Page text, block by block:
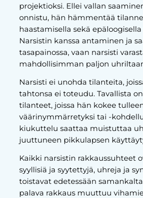
projektioksi. Ellei vallan
onnistu, hän hämmentää
haastamisella sekä
Narsistin kanssa antaminen ja
tasapainossa, vaan narsisti
mahdollisimman paljon
Narsisti ei unohda tilanteita,
tahtonsa ei toteudu. Tavallista
tilanteet, joissa hän kokee
väärinymmärretyksi tai -
kiukuttelu saattaa muistuttaa
juuttuneen pikkulapsen
Kaikki narsistin rakkaussuhteet
syyllisiä ja syytettyjä, uhreja ja
toistavat edetessään
palava rakkaus muuttuu